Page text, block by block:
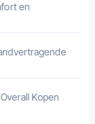
en
Kopen